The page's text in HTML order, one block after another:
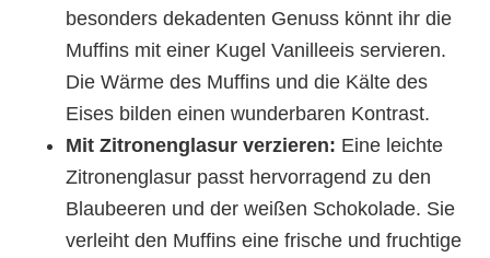
besonders dekadenten Genuss könnt ihr die
Muffins mit einer Kugel Vanilleeis servieren.
Die Wärme des Muffins und die Kälte des
Eises bilden einen wunderbaren Kontrast.
Mit Zitronenglasur verzieren: Eine leichte
Zitronenglasur passt hervorragend zu den
Blaubeeren und der weißen Schokolade. Sie
verleiht den Muffins eine frische und fruchtige